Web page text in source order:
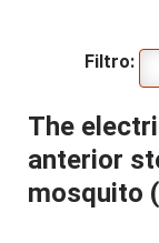
Filtro:
The
anterior
mosquito